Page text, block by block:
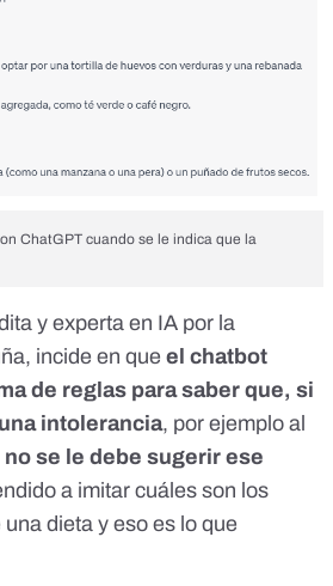
ChatGPT cuando se le indica que la
y experta en IA por la
incide en que el chatbot
de reglas para saber que, si
intolerancia, por ejemplo al
no se le debe sugerir ese
a imitar cuáles son los
dieta y eso es lo que